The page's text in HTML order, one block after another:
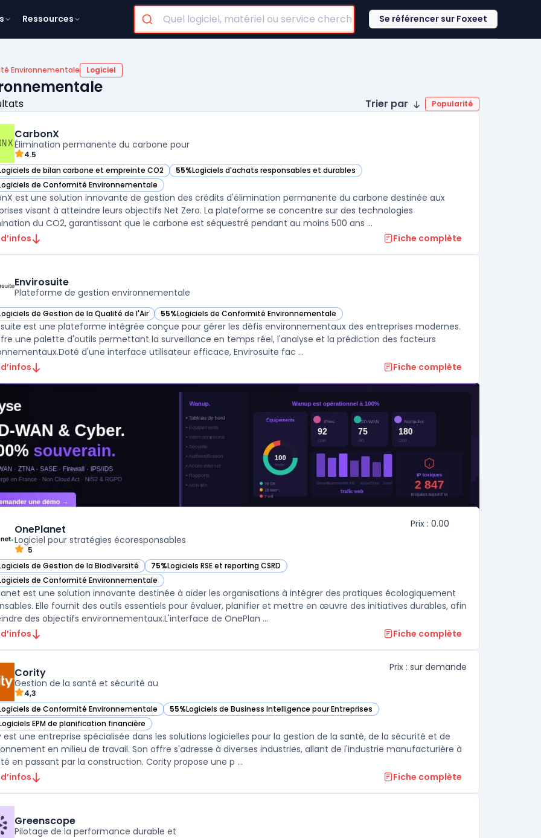
Ressources Se référencer sur Foxeet
Environnementale Logiciel
Trier par Popularité
CarbonX
Élimination permanente du carbone pour
4.5
de bilan carbone et empreinte CO2
CarbonX dans cette catégorie 55%Logiciels d'achats responsables et durables
— voir CarbonX dans cette catégorie
de Conformité Environnementale
CarbonX dans cette catégorie
est une solution innovante de gestion des crédits d'élimination permanente du carbone destinée aux
visant à atteindre leurs objectifs Net Zero. La plateforme se concentre sur des technologies
du CO2, garantissant que le carbone est séquestré pendant au moins 500 ans ...
Fiche complète
Envirosuite
Plateforme de gestion environnementale
de Gestion de la Qualité de l'Air
Envirosuite dans cette catégorie 55%Logiciels de Conformité Environnementale
— voir Envirosuite dans cette catégorie
est une plateforme intégrée conçue pour gérer les défis environnementaux des entreprises modernes.
une palette d'outils permettant la surveillance en temps réel, l'analyse et la prédiction des facteurs
d'une interface utilisateur efficace, Envirosuite fac ...
Fiche complète
OnePlanet
Logiciel pour stratégies écoresponsables
5
Prix : 0.00
de Gestion de la Biodiversité
OnePlanet dans cette catégorie 75%Logiciels RSE et reporting CSRD
— voir OnePlanet dans cette catégorie
de Conformité Environnementale
OnePlanet dans cette catégorie
est une solution innovante destinée à aider les organisations à intégrer des pratiques écologiquement
Elle fournit des outils essentiels pour évaluer, planifier et mettre en œuvre des initiatives durables, afin
des objectifs environnementaux.L'interface de OnePlan ...
Fiche complète
Cority
Gestion de la santé et sécurité au
4,3
Prix : sur demande
de Conformité Environnementale
Cority dans cette catégorie 55%Logiciels de Business Intelligence pour Entreprises
— voir Cority dans cette catégorie
EPM de planification financière
Cority dans cette catégorie
est une entreprise spécialisée dans les solutions logicielles pour la gestion de la santé, de la sécurité et de
en milieu de travail. Son offre s'adresse à diverses industries, allant de l'industrie manufacturière à
en passant par la construction. Cority propose une p ...
Fiche complète
Greenscope
Pilotage de la performance durable et